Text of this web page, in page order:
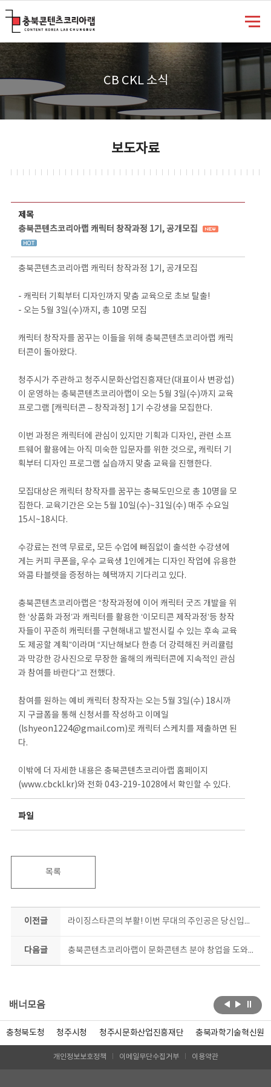
CB CKL 소식
보도자료
제목
충북콘텐츠코리아랩 캐릭터 창작과정 1기, 공개모집
충북콘텐츠코리아랩 캐릭터 창작과정 1기, 공개모집
- 캐릭터 기획부터 디자인까지 맞춤 교육으로 초보 탈출!
- 오는 5월 3일(수)까지, 총 10명 모집
캐릭터 창작자를 꿈꾸는 이들을 위해 충북콘텐츠코리아랩 캐릭
터콘이 돌아왔다.
청주시가 주관하고 청주시문화산업진흥재단(대표이사 변광섭)
이 운영하는 충북콘텐츠코리아랩이 오는 5월 3일(수)까지 교육
프로그램 [캐릭터콘 – 창작과정] 1기 수강생을 모집한다.
이번 과정은 캐릭터에 관심이 있지만 기획과 디자인, 관련 소프
트웨어 활용에는 아직 미숙한 입문자를 위한 것으로, 캐릭터 기
획부터 디자인 프로그램 실습까지 맞춤 교육을 진행한다.
모집대상은 캐릭터 창작자를 꿈꾸는 충북도민으로 총 10명을 모
집한다. 교육기간은 오는 5월 10일(수)~31일(수) 매주 수요일
15시~18시다.
수강료는 전액 무료로, 모든 수업에 빠짐없이 출석한 수강생에
게는 커피 쿠폰을, 우수 교육생 1인에게는 디자인 작업에 유용한
와콤 타블렛을 증정하는 혜택까지 기다리고 있다.
충북콘텐츠코리아랩은 “창작과정에 이어 캐릭터 굿즈 개발을 위
한 ‘상품화 과정’과 캐릭터를 활용한 ‘이모티콘 제작과정’등 창작
자들이 꾸준히 캐릭터를 구현해내고 발전시킬 수 있는 후속 교육
도 제공할 계획”이라며 “지난해보다 한층 더 강력해진 커리큘럼
과 막강한 강사진으로 무장한 올해의 캐릭터콘에 지속적인 관심
과 참여를 바란다”고 전했다.
참여를 원하는 예비 캐릭터 창작자는 오는 5월 3일(수) 18시까
지 구글폼을 통해 신청서를 작성하고 이메일
(lshyeon1224@gmail.com)로 캐릭터 스케치를 제출하면 된
다.
이밖에 더 자세한 내용은 충북콘텐츠코리아랩 홈페이지
(www.cbckl.kr)와 전화 043-219-1028에서 확인할 수 있다.
파일
목록
이전글 라이징스타콘의 부활! 이번 무대의 주인공은 당신입니다!!
다음글 충북콘텐츠코리아랩이 문화콘텐츠 분야 창업을 도와드립니다!
배너모음
충청북도청 청주시청 청주시문화산업진흥재단 충북과학기술혁신원
개인정보보호정책 이메일무단수집거부 이용약관